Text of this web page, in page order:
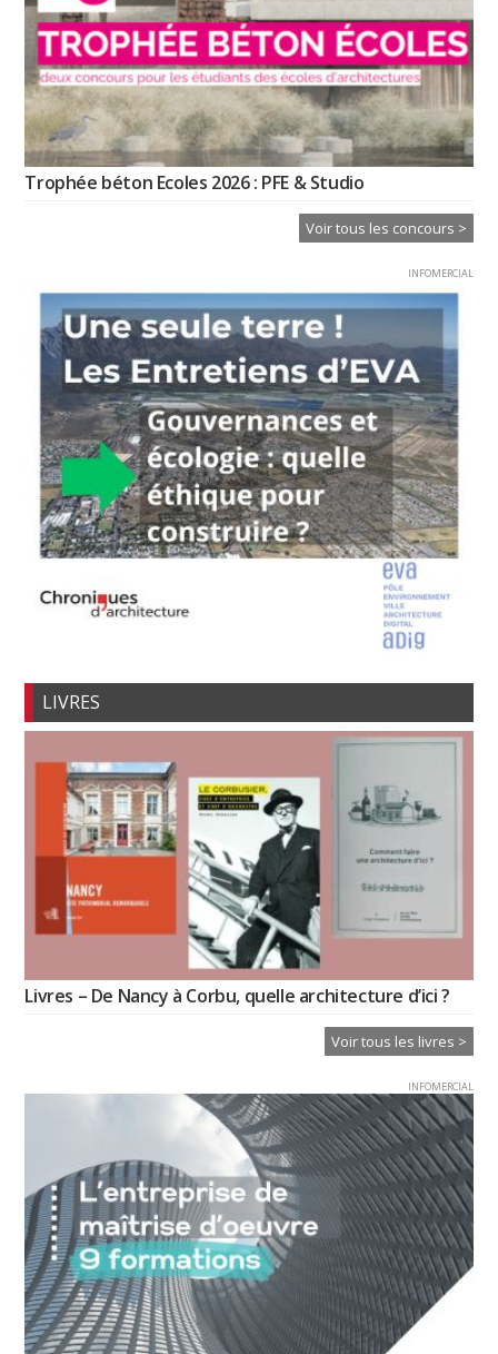
Trophée béton Ecoles 2026 : PFE & Studio
Voir tous les concours >
INFOMERCIAL
LIVRES
Livres – De Nancy à Corbu, quelle architecture d’ici ?
Voir tous les livres >
INFOMERCIAL